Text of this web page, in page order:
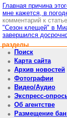
Главная причина
мне кажется, в
комментарий к статье
"Сезон клещей" в
завершился
разделы
Поиск
Карта сайта
Архив новостей
Фотографии
Видео/Аудио
Экспресс-
Об агентстве
Размещение